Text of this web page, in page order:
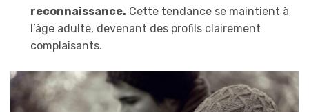
reconnaissance. Cette tendance se maintient à
l’âge adulte, devenant des profils clairement
complaisants.